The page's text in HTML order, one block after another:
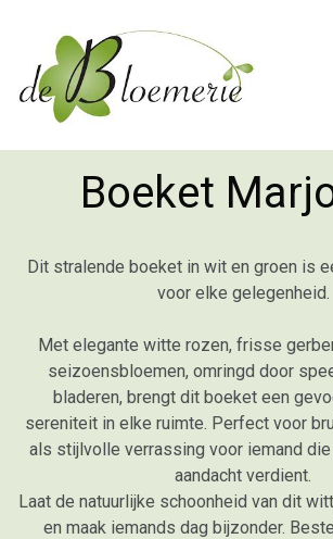
Boeket
Dit stralende boeket in wit en groen is
voor elke gelegenheid.
Met elegante witte rozen, frisse
seizoensbloemen, omringd door
bladeren, brengt dit boeket een
sereniteit in elke ruimte. Perfect voor
als stijlvolle verrassing voor iemand
aandacht verdient.
Laat de natuurlijke schoonheid van dit
en maak iemands dag bijzonder.